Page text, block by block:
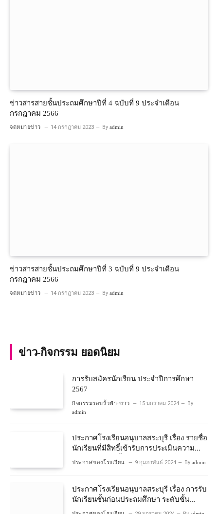
ข่าวสารสายชั้นประถมศึกษาปีที่ 4 ฉบับที่ 9 ประจำเดือน
กรกฎาคม 2566
จดหมายข่าว 14 กรกฎาคม 2023 By admin
ข่าวสารสายชั้นประถมศึกษาปีที่ 3 ฉบับที่ 9 ประจำเดือน
กรกฎาคม 2566
จดหมายข่าว 14 กรกฎาคม 2023 By admin
ข่าว-กิจกรรม ยอดนิยม
การรับสมัครนักเรียน ประจำปีการศึกษา
2567
กิจกรรมรอบรั้วฟ้า-ขาว 15 มกราคม 2024 By
admin
ประกาศโรงเรียนอนุบาลสระบุรี เรื่อง รายชื่อ
นักเรียนที่มีสิทธิ์เข้ารับการประเมินความ
พร้อมเข้าเรียนชั้นประถมศึกษาปีที่ 1
ประกาศของโรงเรียน 9 กุมภาพันธ์ 2024 By admin
ประกาศโรงเรียนอนุบาลสระบุรี เรื่อง การรับ
นักเรียนชั้นก่อนประถมศึกษา ระดับชั้น
อนุบาลปีที่ 2 ประจําปีการศึกษา 2567